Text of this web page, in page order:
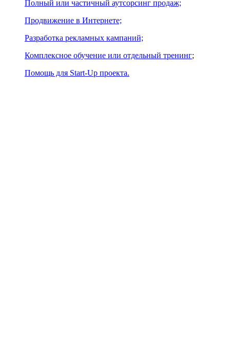
Полный или частичный аутсорсинг продаж;
Продвижение в Интернете;
Разработка рекламных кампаний;
Комплексное обучение или отдельный тренинг;
Помощь для Start-Up проекта.